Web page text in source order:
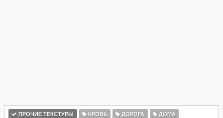
ПРОЧИЕ ТЕКСТУРЫ КРОВЬ ДОРОГА
ДОМА